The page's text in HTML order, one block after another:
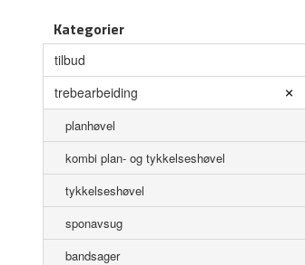
Kategorier
tilbud
trebearbeiding
planhøvel
kombi plan- og tykkelseshøvel
tykkelseshøvel
sponavsug
bandsager